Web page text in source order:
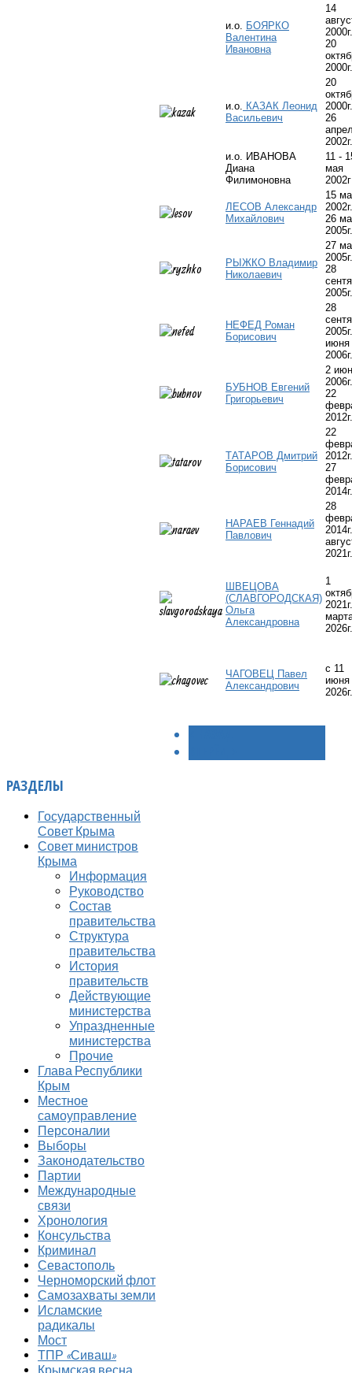
и.о.
БОЯРКО
Валентина
Ивановна
14
20
2000г.
и.о.
КАЗАК Леонид
Васильевич
20
26
2002г.
и.о. ИВАНОВА
Диана
Филимоновна
11 -
мая
2002г
ЛЕСОВ Александр
Михайлович
15
26
2005г.
РЫЖКО Владимир
Николаевич
27
28
2005г.
НЕФЕД Роман
Борисович
28
июня
2006г.
БУБНОВ Евгений
Григорьевич
2
22
2012г.
ТАТАРОВ Дмитрий
Борисович
22
27
2014г.
НАРАЕВ Геннадий
Павлович
28
2021г.
ШВЕЦОВА
(СЛАВГОРОДСКАЯ)
Ольга
Александровна
1
2026г.
ЧАГОВЕЦ
Павел
Александрович
с 11
июня
2026г.
РАЗДЕЛЫ
Государственный
Совет Крыма
Совет министров
Крыма
Информация
Руководство
Состав
правительства
Структура
правительства
История
правительств
Действующие
министерства
Упраздненные
министерства
Прочие
Глава Республики
Крым
Местное
самоуправление
Персоналии
Выборы
Законодательство
Партии
Международные
связи
Хронология
Консульства
Криминал
Севастополь
Черноморский флот
Самозахваты земли
Исламские
радикалы
Мост
ТПР «Сиваш»
Крымская весна